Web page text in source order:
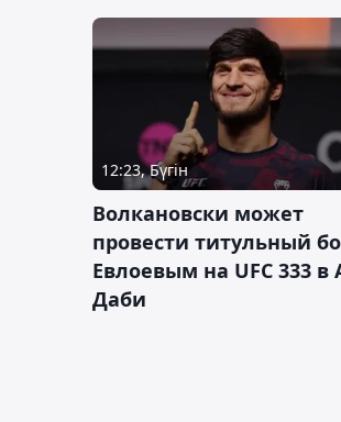
12:23, Бүгін
Волкановски может
провести титульный
Евлоевым на UFC 333 в
Даби